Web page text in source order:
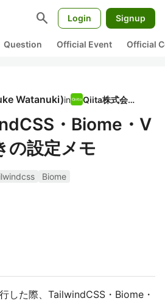
search Login Signup
Question Official Event Official
Watanuki)in Qiita株式会社
・Biome・V
の設定メモ
Biome
した際、TailwindCSS・Biome・